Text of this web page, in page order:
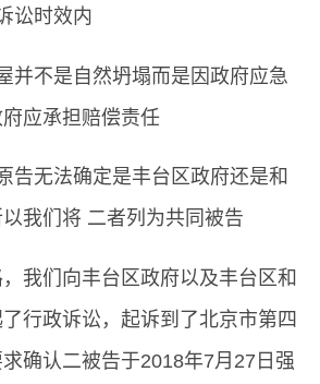
讼时效内
并不是自然坍塌而是因政府应急
应承担赔偿责任
告无法确定是丰台区政府还是和
我们将 二者列为共同被告
我们向丰台区政府以及丰台区和
行政诉讼，起诉到了北京市第四
确认二被告于2018年7月27日强